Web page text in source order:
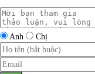
Anh Chị